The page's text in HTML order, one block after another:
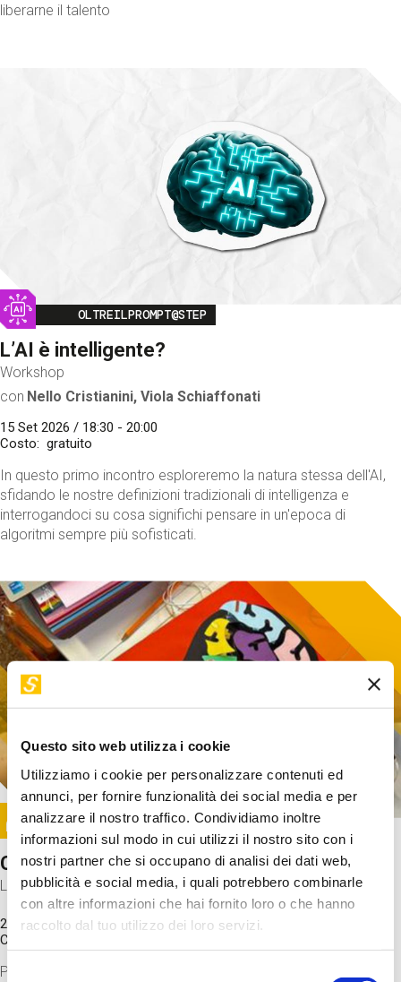
Questo sito web utilizza i cookie
Utilizziamo i cookie per personalizzare contenuti ed
annunci, per fornire funzionalità dei social media e per
analizzare il nostro traffico. Condividiamo inoltre
informazioni sul modo in cui utilizzi il nostro sito con i
nostri partner che si occupano di analisi dei dati web,
pubblicità e social media, i quali potrebbero combinarle
con altre informazioni che hai fornito loro o che hanno
raccolto dal tuo utilizzo dei loro servizi.
Selezione
liberarne il talento
Image
OLTREILPROMPT@STEP
L’AI è intelligente?
Workshop
con Nello Cristianini, Viola Schiaffonati
15 Set 2026 / 18:30 - 20:00
Costo
gratuito
In questo primo incontro esploreremo la natura stessa dell'AI,
sfidando le nostre definizioni tradizionali di intelligenza e
interrogandoci su cosa significhi pensare in un'epoca di
algoritmi sempre più sofisticati.
Image
SUNDAY@STEP
Come funziona il cervello?
Laboratorio
20 Set 2026 / 11:15 - 13:00
Costo
Proveremo a costruire un cervello in cartoncino cercando di